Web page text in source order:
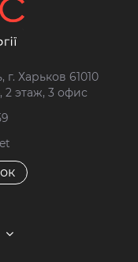
Харьков 61010
2 этаж, 3 офис